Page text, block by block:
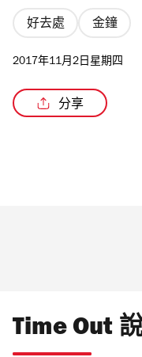
好去處 金鐘
2017年11月2日星期四
分享
Time Out